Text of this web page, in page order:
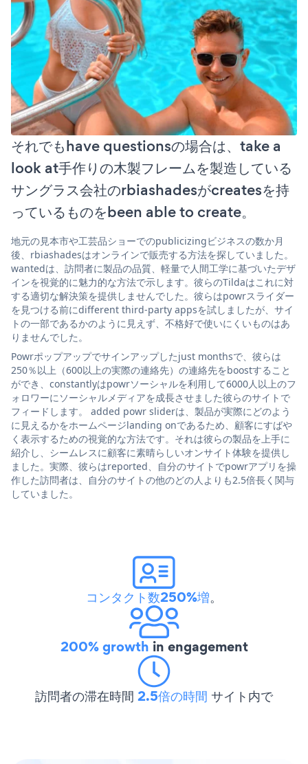
それでもhave questionsの場合は、take a
look at手作りの木製フレームを製造している
サングラス会社のrbiashadesがcreatesを持
っているものをbeen able to create。
地元の見本市や工芸品ショーでのpublicizingビジネスの数か月
後、rbiashadesはオンラインで販売する方法を探していました。
wantedは、訪問者に製品の品質、軽量で人間工学に基づいたデザ
インを視覚的に魅力的な方法で示します。彼らのTildaはこれに対
する適切な解決策を提供しませんでした。彼らはpowrスライダー
を見つける前にdifferent third-party appsを試しましたが、サイ
トの一部であるかのように見えず、不格好で使いにくいものはあ
りませんでした。
Powrポップアップでサインアップしたjust monthsで、彼らは
250％以上（600以上の実際の連絡先）の連絡先をboostすること
ができ、constantlyはpowrソーシャルを利用して6000人以上のフ
ォロワーにソーシャルメディアを成長させました彼らのサイトで
フィードします。 added powr sliderは、製品が実際にどのよう
に見えるかをホームページlanding onであるため、顧客にすばや
く表示するための視覚的な方法です。それは彼らの製品を上手に
紹介し、シームレスに顧客に素晴らしいオンサイト体験を提供し
ました。実際、彼らはreported、自分のサイトでpowrアプリを操
作した訪問者は、自分のサイトの他のどの人よりも2.5倍長く関与
していました。
コンタクト数250%増。
200% growth in engagement
訪問者の滞在時間 2.5倍の時間 サイト内で